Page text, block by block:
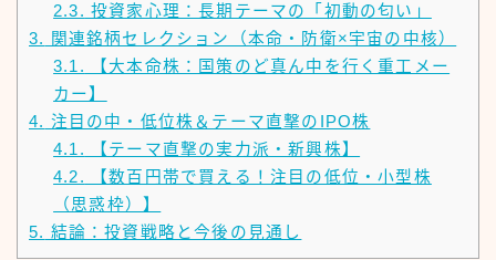
2.3. 投資家心理：長期テーマの「初動の匂い」
3.
関連銘柄セレクション（本命・防衛×宇宙の中核）
3.1.
【大本命株：国策のど真ん中を行く重工メー
カー】
4. 注目の中・低位株＆テーマ直撃のIPO株
4.1.
【テーマ直撃の実力派・新興株】
4.2.
【数百円帯で買える！注目の低位・小型株
（思惑枠）】
5. 結論：投資戦略と今後の見通し